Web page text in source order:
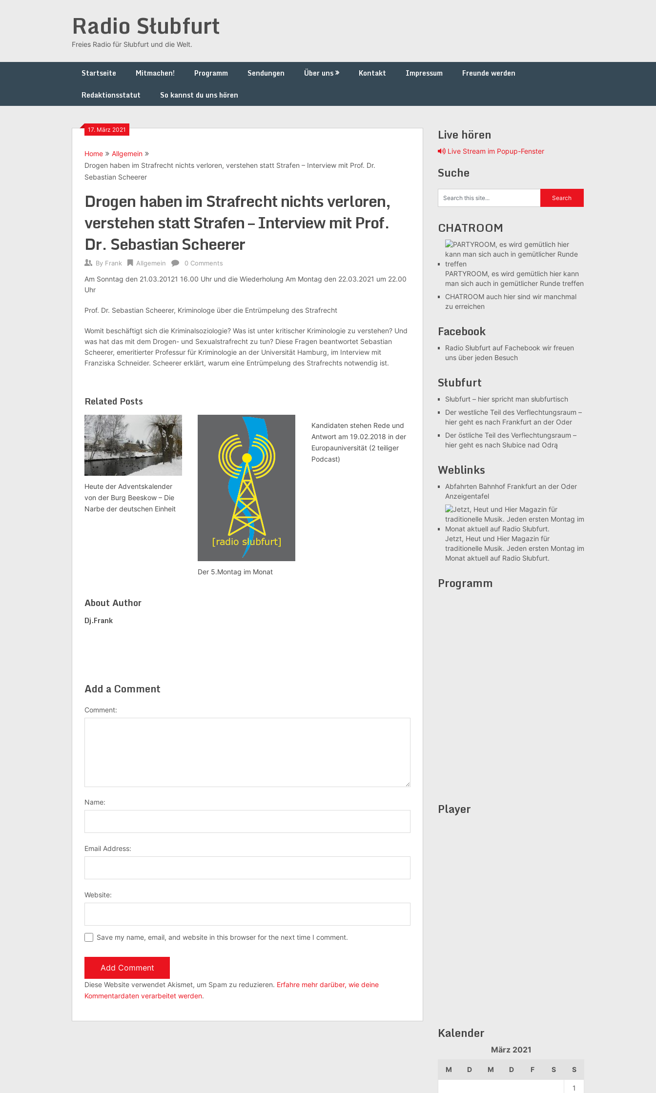
Radio Słubfurt
Freies Radio für Słubfurt und die Welt.
Startseite Mitmachen! Programm Sendungen Über uns Kontakt Impressum
Freunde werden
Redaktionsstatut
So kannst du uns hören
17. März 2021
Home
Allgemein
Drogen haben im Strafrecht nichts verloren, verstehen statt Strafen – Interview mit Prof. Dr.
Sebastian Scheerer
Drogen haben im Strafrecht nichts verloren,
verstehen statt Strafen – Interview mit Prof.
Dr. Sebastian Scheerer
By Frank Allgemein 0 Comments
Am Sonntag den 21.03.20121 16.00 Uhr und die Wiederholung Am Montag den 22.03.2021 um 22.00
Uhr
Prof. Dr. Sebastian Scheerer, Kriminologe über die Entrümpelung des Strafrecht
Womit beschäftigt sich die Kriminalsoziologie? Was ist unter kritischer Kriminologie zu verstehen? Und
was hat das mit dem Drogen- und Sexualstrafrecht zu tun? Diese Fragen beantwortet Sebastian
Scheerer, emeritierter Professur für Kriminologie an der Universität Hamburg, im Interview mit
Franziska Schneider. Scheerer erklärt, warum eine Entrümpelung des Strafrechts notwendig ist.
Related Posts
Heute der Adventskalender
von der Burg Beeskow – Die
Narbe der deutschen Einheit
Der 5.Montag im Monat
Kandidaten stehen Rede und
Antwort am 19.02.2018 in der
Europauniversität (2 teiliger
Podcast)
About Author
Dj.frank
Add a Comment
Comment:
Name:
Email Address:
Website:
Save my name, email, and website in this browser for the next time I comment.
Diese Website verwendet Akismet, um Spam zu reduzieren. Erfahre mehr darüber, wie deine
Kommentardaten verarbeitet werden.
Live hören
Live Stream im Popup-Fenster
Suche
CHATROOM
PARTYROOM, es wird gemütlich hier kann
man sich auch in gemütlicher Runde treffen
CHATROOM auch hier sind wir manchmal
zu erreichen
Facebook
Radio Słubfurt auf Fachebook wir freuen
uns über jeden Besuch
Słubfurt
Słubfurt – hier spricht man słubfurtisch
Der westliche Teil des Verflechtungsraum –
hier geht es nach Frankfurt an der Oder
Der östliche Teil des Verflechtungsraum –
hier geht es nach Słubice nad Odrą
Weblinks
Abfahrten Bahnhof Frankfurt an der Oder
Anzeigentafel
Jetzt, Heut und Hier Magazin für
traditionelle Musik. Jeden ersten Montag im
Monat aktuell auf Radio Słubfurt.
Programm
Player
Kalender
März 2021
M D M D F S S
1